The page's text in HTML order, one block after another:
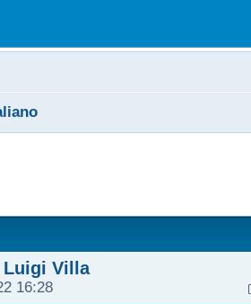
Luigi Villa
16:28